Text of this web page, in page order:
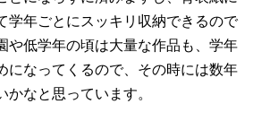
学年ごとにスッキリ収納できるので
や低学年の頃は大量な作品も、学年
になってくるので、その時には数年
なと思っています。